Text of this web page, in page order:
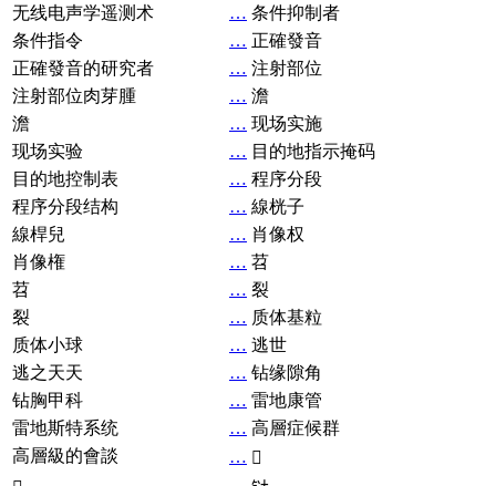
无线电声学遥测术
… 条件抑制者
条件指令
… 正確發音
正確發音的研究者
… 注射部位
注射部位肉芽腫
… 澹
澹
… 现场实施
现场实验
… 目的地指示掩码
目的地控制表
… 程序分段
程序分段结构
… 線桄子
線桿兒
… 肖像权
肖像権
… 苕
苕
… 裂
裂
… 质体基粒
质体小球
… 逃世
逃之天天
… 钻缘隙角
钻胸甲科
… 雷地康管
雷地斯特系统
… 高層症候群
高層級的會談
… 𧘞